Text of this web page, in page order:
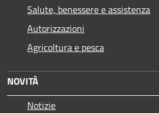
Salute, benessere e assistenza
Autorizzazioni
Agricoltura e pesca
NOVITÀ
Notizie